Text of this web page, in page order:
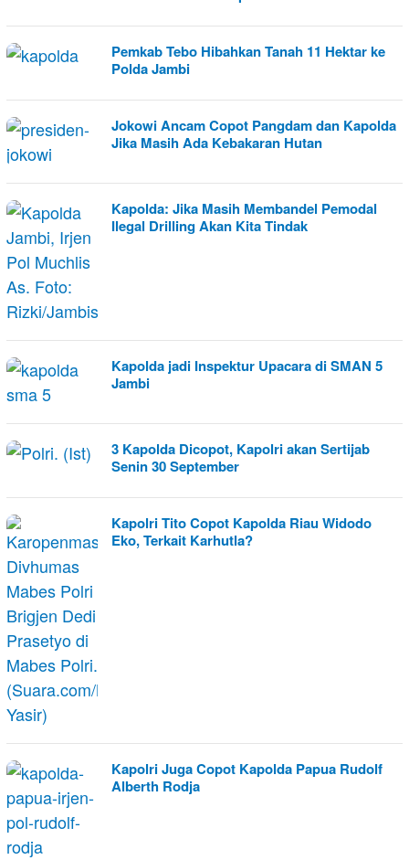
Pemkab Tebo Hibahkan Tanah 11 Hektar ke
Polda Jambi
Jokowi Ancam Copot Pangdam dan Kapolda
Jika Masih Ada Kebakaran Hutan
Kapolda: Jika Masih Membandel Pemodal
Ilegal Drilling Akan Kita Tindak
Kapolda jadi Inspektur Upacara di SMAN 5
Jambi
3 Kapolda Dicopot, Kapolri akan Sertijab
Senin 30 September
Kapolri Tito Copot Kapolda Riau Widodo
Eko, Terkait Karhutla?
Kapolri Juga Copot Kapolda Papua Rudolf
Alberth Rodja